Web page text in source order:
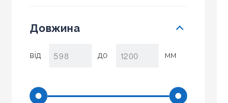
Довжина
від до мм